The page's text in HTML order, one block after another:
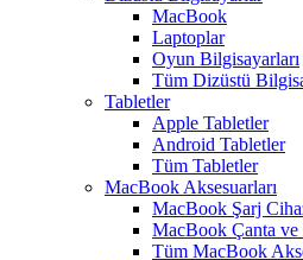
MacBook
Laptoplar
Oyun Bilgisayarları
Tüm Dizüstü
Tabletler
Apple Tabletler
Android Tabletler
Tüm Tabletler
MacBook Aksesuarları
MacBook Şarj
MacBook Çanta ve
Tüm MacBook